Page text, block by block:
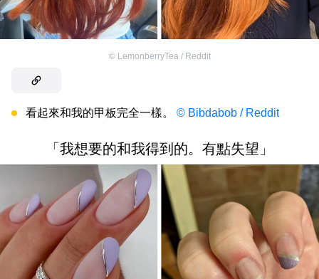
© LemonberryTea / Reddit
看起來和我的甲板完全一樣。 © Bibdabob / Reddit
「我想要的和我得到的。有點失望」